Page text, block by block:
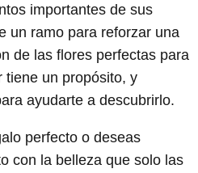
importantes de sus
un ramo para reforzar una
de las flores perfectas para
tiene un propósito, y
ayudarte a descubrirlo.
perfecto o deseas
con la belleza que solo las